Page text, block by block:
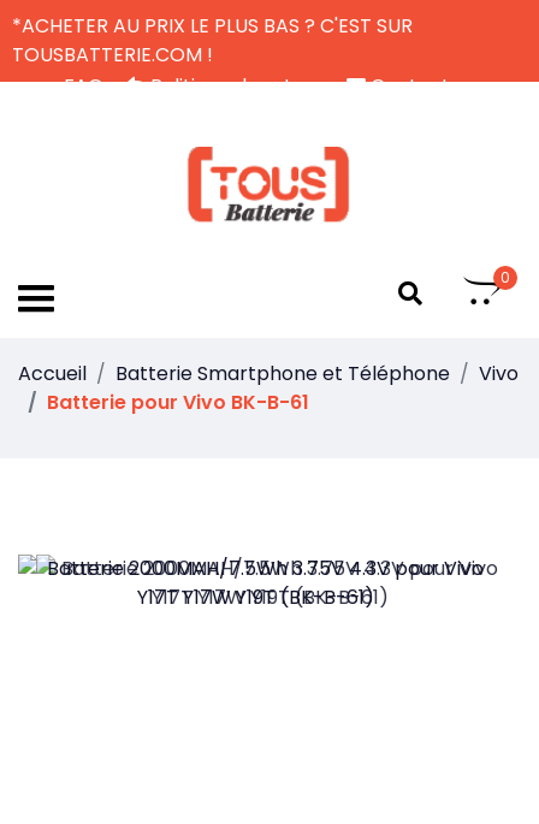
*ACHETER AU PRIX LE PLUS BAS ? C'EST SUR
TOUSBATTERIE.COM !
FAQ
Politique de retour
Contactez-nous
0
Accueil Batterie Smartphone et Téléphone
Vivo
Batterie pour Vivo BK-B-61